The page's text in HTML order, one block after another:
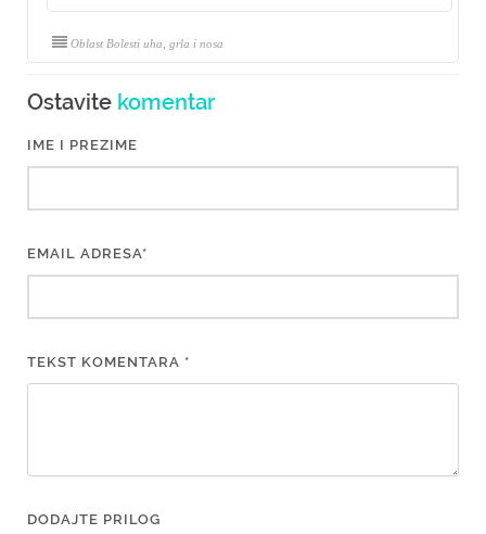
Oblast Bolesti uha, grla i nosa
Ostavite komentar
IME I PREZIME
EMAIL ADRESA*
TEKST KOMENTARA *
DODAJTE PRILOG